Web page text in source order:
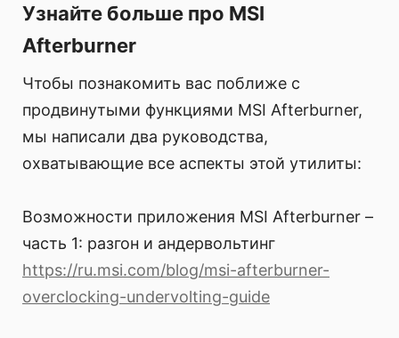
Узнайте больше про MSI
Afterburner
Чтобы познакомить вас поближе с
продвинутыми функциями MSI Afterburner,
мы написали два руководства,
охватывающие все аспекты этой утилиты:
Возможности приложения MSI Afterburner –
часть 1: разгон и андервольтинг
https://ru.msi.com/blog/msi-afterburner-
overclocking-undervolting-guide